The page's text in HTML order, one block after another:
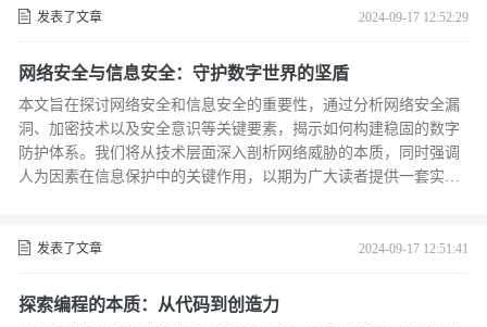
发表了文章 2024-09-17 12:52:29
网络安全与信息安全：守护数字世界的坚盾
本文旨在探讨网络安全和信息安全的重要性，通过分析网络安全漏
洞、加密技术以及安全意识等关键要素，揭示如何构建稳固的数字
防护体系。我们将从技术层面深入剖析网络威胁的本质，同时强调
人为因素在信息保护中的关键作用，以期为广大读者提供一套实用
发表了文章 2024-09-17 12:51:41
探索编程的本质：从代码到创造力